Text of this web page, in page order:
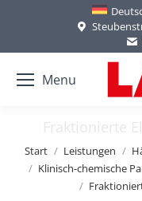
Menu
Fraktionierte
Sie befinden sich hier:
Start Leistungen
Klinisch-chemische